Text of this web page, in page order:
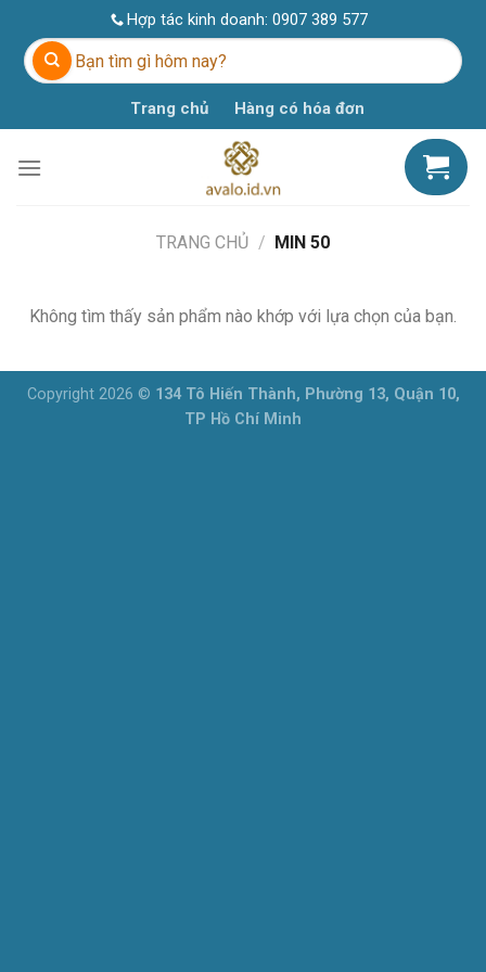
content
Hợp tác kinh doanh: 0907 389 577
Tìm
kiếm:
Trang chủ Hàng có hóa đơn
TRANG CHỦ / MIN 50
Không tìm thấy sản phẩm nào khớp với lựa chọn của bạn.
Copyright 2026 © 134 Tô Hiến Thành, Phường 13, Quận 10,
TP Hồ Chí Minh